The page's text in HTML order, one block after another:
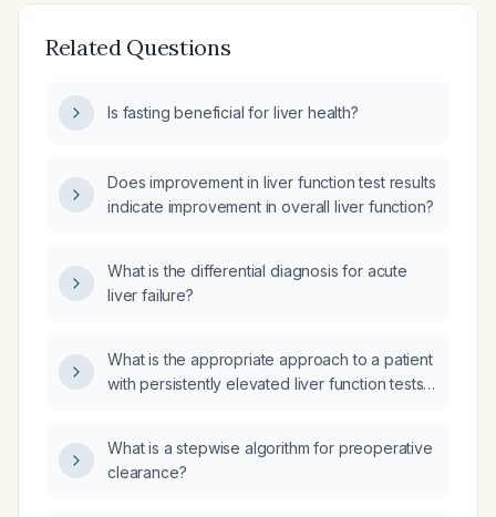
Related Questions
Is fasting beneficial for liver health?
Does improvement in liver function test results
indicate improvement in overall liver function?
What is the differential diagnosis for acute
liver failure?
What is the appropriate approach to a patient
with persistently elevated liver function tests
stenting?
What is a stepwise algorithm for preoperative
clearance?